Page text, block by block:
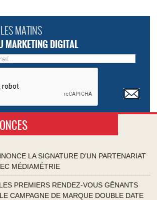
MATINS
MARKETING DIGITAL
LA SIGNATURE D’UN PARTENARIAT
MÉDIAMÉTRIE
PREMIERS RENDEZ-VOUS GÊNANTS
CAMPAGNE DE MARQUE DOUBLE DATE